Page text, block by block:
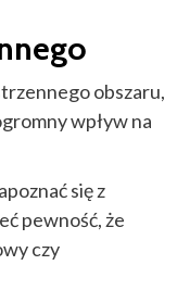
obszaru,
wpływ na
się z
pewność, że
czy